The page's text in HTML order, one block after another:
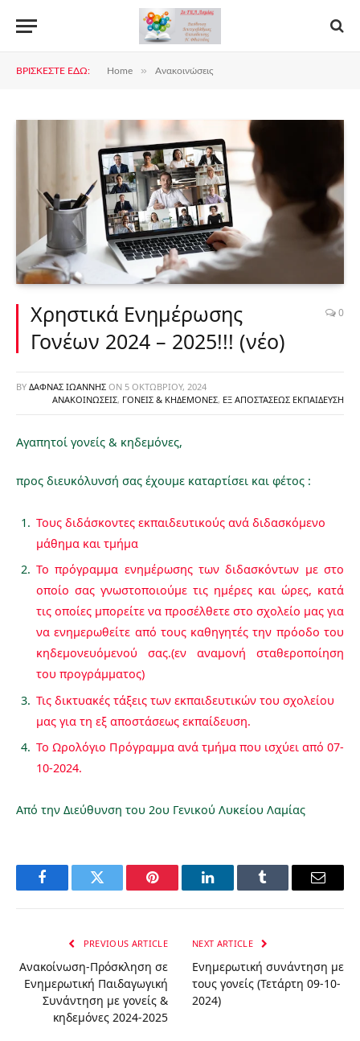
ΒΡΊΣΚΕΣΤΕ ΕΔΏ: Home » Ανακοινώσεις
Χρηστικά Ενημέρωσης
Γονέων 2024 – 2025!!! (νέο)
0
BY ΔΑΦΝΆΣ ΙΩΆΝΝΗΣ ON 5 ΟΚΤΩΒΡΊΟΥ, 2024
ΑΝΑΚΟΙΝΏΣΕΙΣ, ΓΟΝΕΊΣ & ΚΗΔΕΜΌΝΕΣ, ΕΞ ΑΠΟΣΤΆΣΕΩΣ ΕΚΠΑΊΔΕΥΣΗ
Αγαπητοί γονείς & κηδεμόνες,
προς διευκόλυνσή σας έχουμε καταρτίσει και φέτος :
Τους διδάσκοντες εκπαιδευτικούς ανά διδασκόμενο
μάθημα και τμήμα
Το πρόγραμμα ενημέρωσης των διδασκόντων με στο
οποίο σας γνωστοποιούμε τις ημέρες και ώρες, κατά
τις οποίες μπορείτε να προσέλθετε στο σχολείο μας για
να ενημερωθείτε από τους καθηγητές την πρόοδο του
κηδεμονευόμενού σας.(εν αναμονή σταθεροποίηση
του προγράμματος)
Τις δικτυακές τάξεις των εκπαιδευτικών του σχολείου
μας για τη εξ αποστάσεως εκπαίδευση.
Το Ωρολόγιο Πρόγραμμα ανά τμήμα που ισχύει από 07-
10-2024.
Από την Διεύθυνση του 2ου Γενικού Λυκείου Λαμίας
FacebookTwitter Pinterest LinkedInTumblr Email
PREVIOUS ARTICLE
Ανακοίνωση-Πρόσκληση σε
Ενημερωτική Παιδαγωγική
Συνάντηση με γονείς &
κηδεμόνες 2024-2025
NEXT ARTICLE
Ενημερωτική συνάντηση με
τους γονείς (Τετάρτη 09-10-
2024)